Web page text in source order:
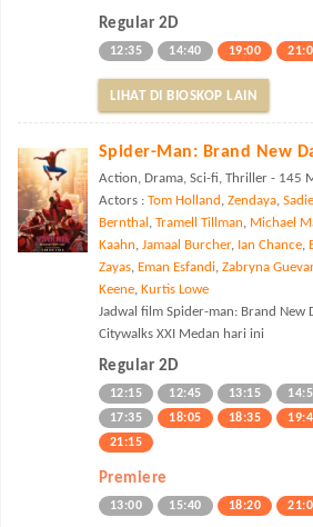
Regular 2D
12:35 14:40 19:00
LIHAT DI BIOSKOP LAIN
Spider-Man: Brand New
Action, Drama, Sci-fi, Thriller - 145
Actors : Tom Holland , Zendaya,
Bernthal , Tramell Tillman, Michael
Kaahn, Jamaal Burcher, Ian Chance,
Zayas, Eman Esfandi, Zabryna
Keene, Kurtis Lowe
Jadwal film Spider-man: Brand New
Citywalks XXI Medan hari ini
Regular 2D
12:15 12:45 13:15
17:35
18:05 18:35
21:15
Premiere
13:00 15:40 18:20